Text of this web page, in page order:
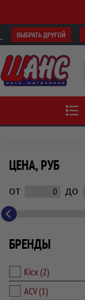
ВЫБРАТЬ ДРУГОЙ
ЦЕНА, РУБ
от до
БРЕНДЫ
Kicx (2)
ACV(1)